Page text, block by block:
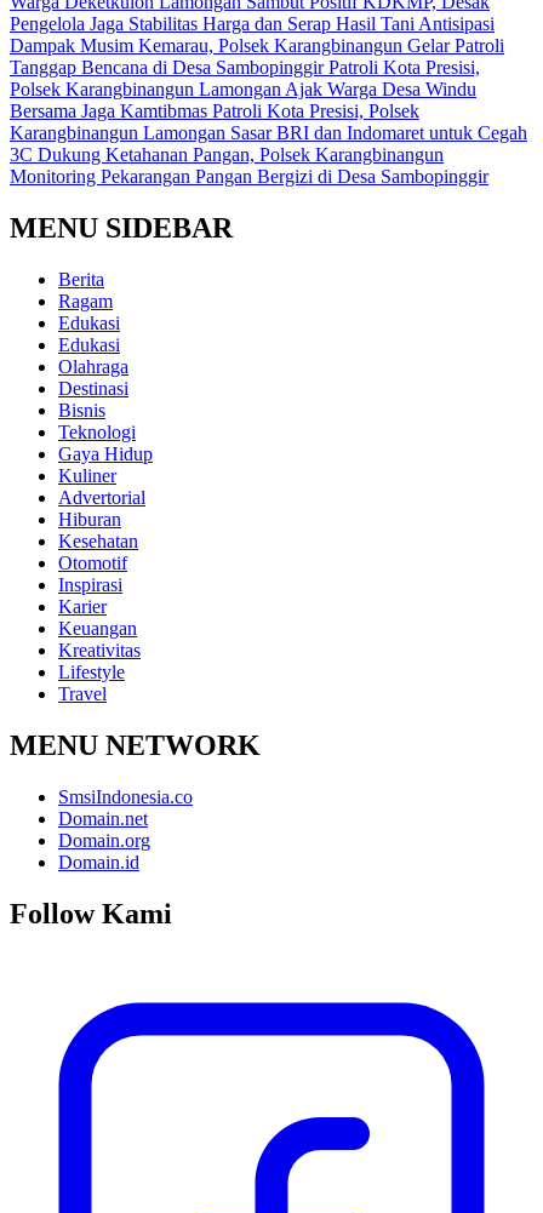
Pengelola Jaga Stabilitas Harga dan Serap Hasil Tani Antisipasi
Dampak Musim Kemarau, Polsek Karangbinangun Gelar Patroli
Tanggap Bencana di Desa SambopinggirPatroli Kota Presisi,
Polsek Karangbinangun Lamongan Ajak Warga Desa Windu
Bersama Jaga Kamtibmas Patroli Kota Presisi, Polsek
Karangbinangun Lamongan Sasar BRI dan Indomaret untuk Cegah
3C Dukung Ketahanan Pangan, Polsek Karangbinangun
Monitoring Pekarangan Pangan Bergizi di Desa Sambopinggir
MENU SIDEBAR
Berita
Ragam
Edukasi
Edukasi
Olahraga
Destinasi
Bisnis
Teknologi
Gaya Hidup
Kuliner
Advertorial
Hiburan
Kesehatan
Otomotif
Inspirasi
Karier
Keuangan
Kreativitas
Lifestyle
Travel
MENU NETWORK
SmsiIndonesia.co
Domain.net
Domain.org
Domain.id
Follow Kami